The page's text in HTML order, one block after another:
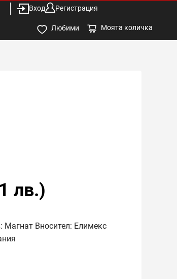
Вход Регистрация
Любими Моята количка
лв.)
Магнат Вносител: Елимекс